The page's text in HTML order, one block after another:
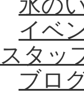
イベ
スタッ
ブロ